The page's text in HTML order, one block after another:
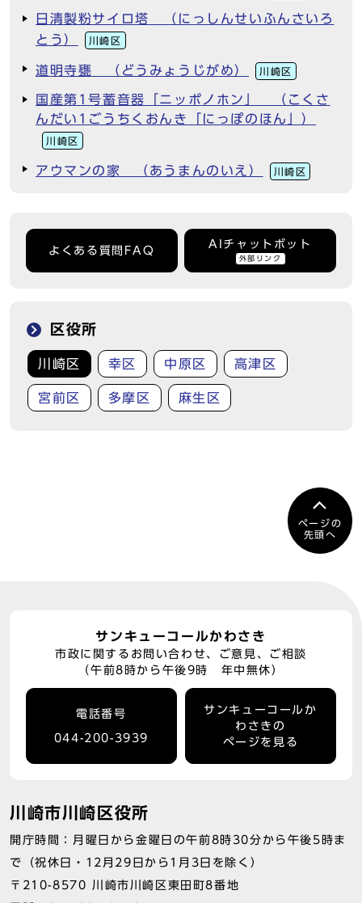
日清製粉サイロ塔 （にっしんせいふんさいろ
とう）
川崎区
道明寺甕 （どうみょうじがめ） 川崎区
国産第1号蓄音器「ニッポノホン」 （こくさ
んだい1ごうちくおんき「にっぽのほん」）
川崎区
アウマンの家 （あうまんのいえ） 川崎区
よくある質問FAQ
AIチャットボット
外部リンク
区役所
川崎区 幸区 中原区 高津区
宮前区 多摩区 麻生区
ページの
先頭へ
サンキューコールかわさき
市政に関するお問い合わせ、ご意見、ご相談
（午前8時から午後9時 年中無休）
電話番号
044-200-3939
サンキューコールか
わさきの
ページを見る
川崎市川崎区役所
開庁時間：月曜日から金曜日の午前8時30分から午後5時ま
で（祝休日・12月29日から1月3日を除く）
〒210-8570 川崎市川崎区東田町8番地